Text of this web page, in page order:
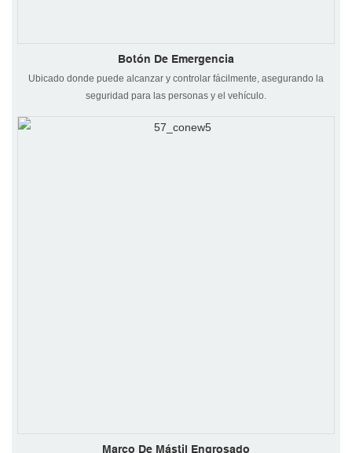
Botón De Emergencia
Ubicado donde puede alcanzar y controlar fácilmente, asegurando la
seguridad para las personas y el vehículo.
Marco De Mástil Engrosado